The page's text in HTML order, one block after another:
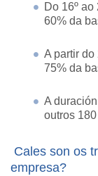
Do 16º ao
60% da
A partir do
75% da
A
outros
Cales son os
empresa?